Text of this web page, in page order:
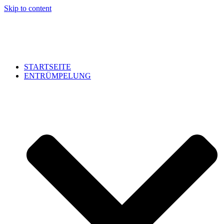
Skip to content
STARTSEITE
ENTRÜMPELUNG